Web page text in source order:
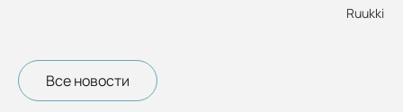
Ruukki.
Все новости